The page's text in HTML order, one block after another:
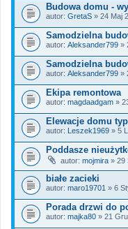
Budowa domu -
autor: GretaS » 24 Maj
Samodzielna
autor: Aleksander799 »
Samodzielna
autor: Aleksander799 »
Ekipa remontowa
autor: magdaadgam »
Elewacje domu
autor: Leszek1969 » 5
Poddasze
autor: mojmira » 29
białe zacieki
autor: maro19701 » 6
Porada drzwi do
autor: majka80 » 21